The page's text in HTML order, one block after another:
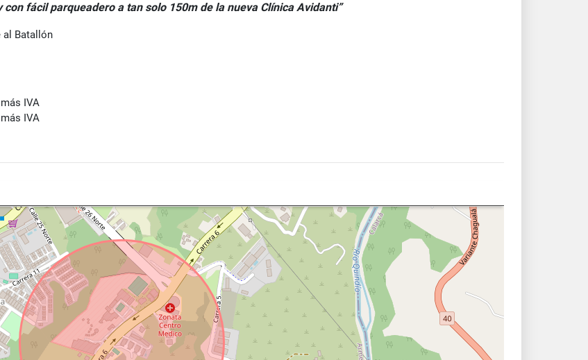
fácil parqueadero a tan solo 150m de la nueva Clínica Avidanti”
al Batallón
IVA
IVA